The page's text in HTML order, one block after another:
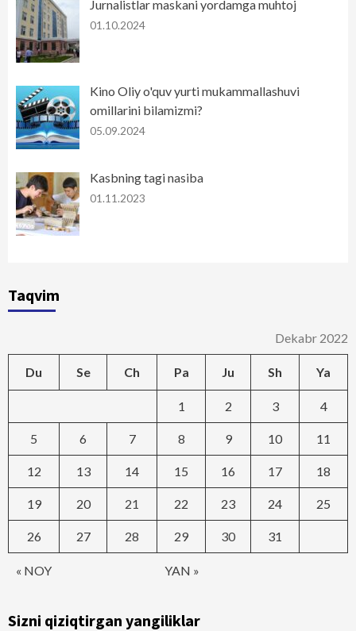
Jurnalistlar maskani yordamga muhtoj
01.10.2024
Kino Oliy o'quv yurti mukammallashuvi
omillarini bilamizmi?
05.09.2024
Kasbning tagi nasiba
01.11.2023
Taqvim
Dekabr 2022
Du Se Ch Pa Ju Sh Ya
« NOY YAN »
1 2 3 4
5 6 7 8 9 10 11
12 13 14 15 16 17 18
19 20 21 22 23 24 25
26 27 28 29 30 31
Sizni qiziqtirgan yangiliklar